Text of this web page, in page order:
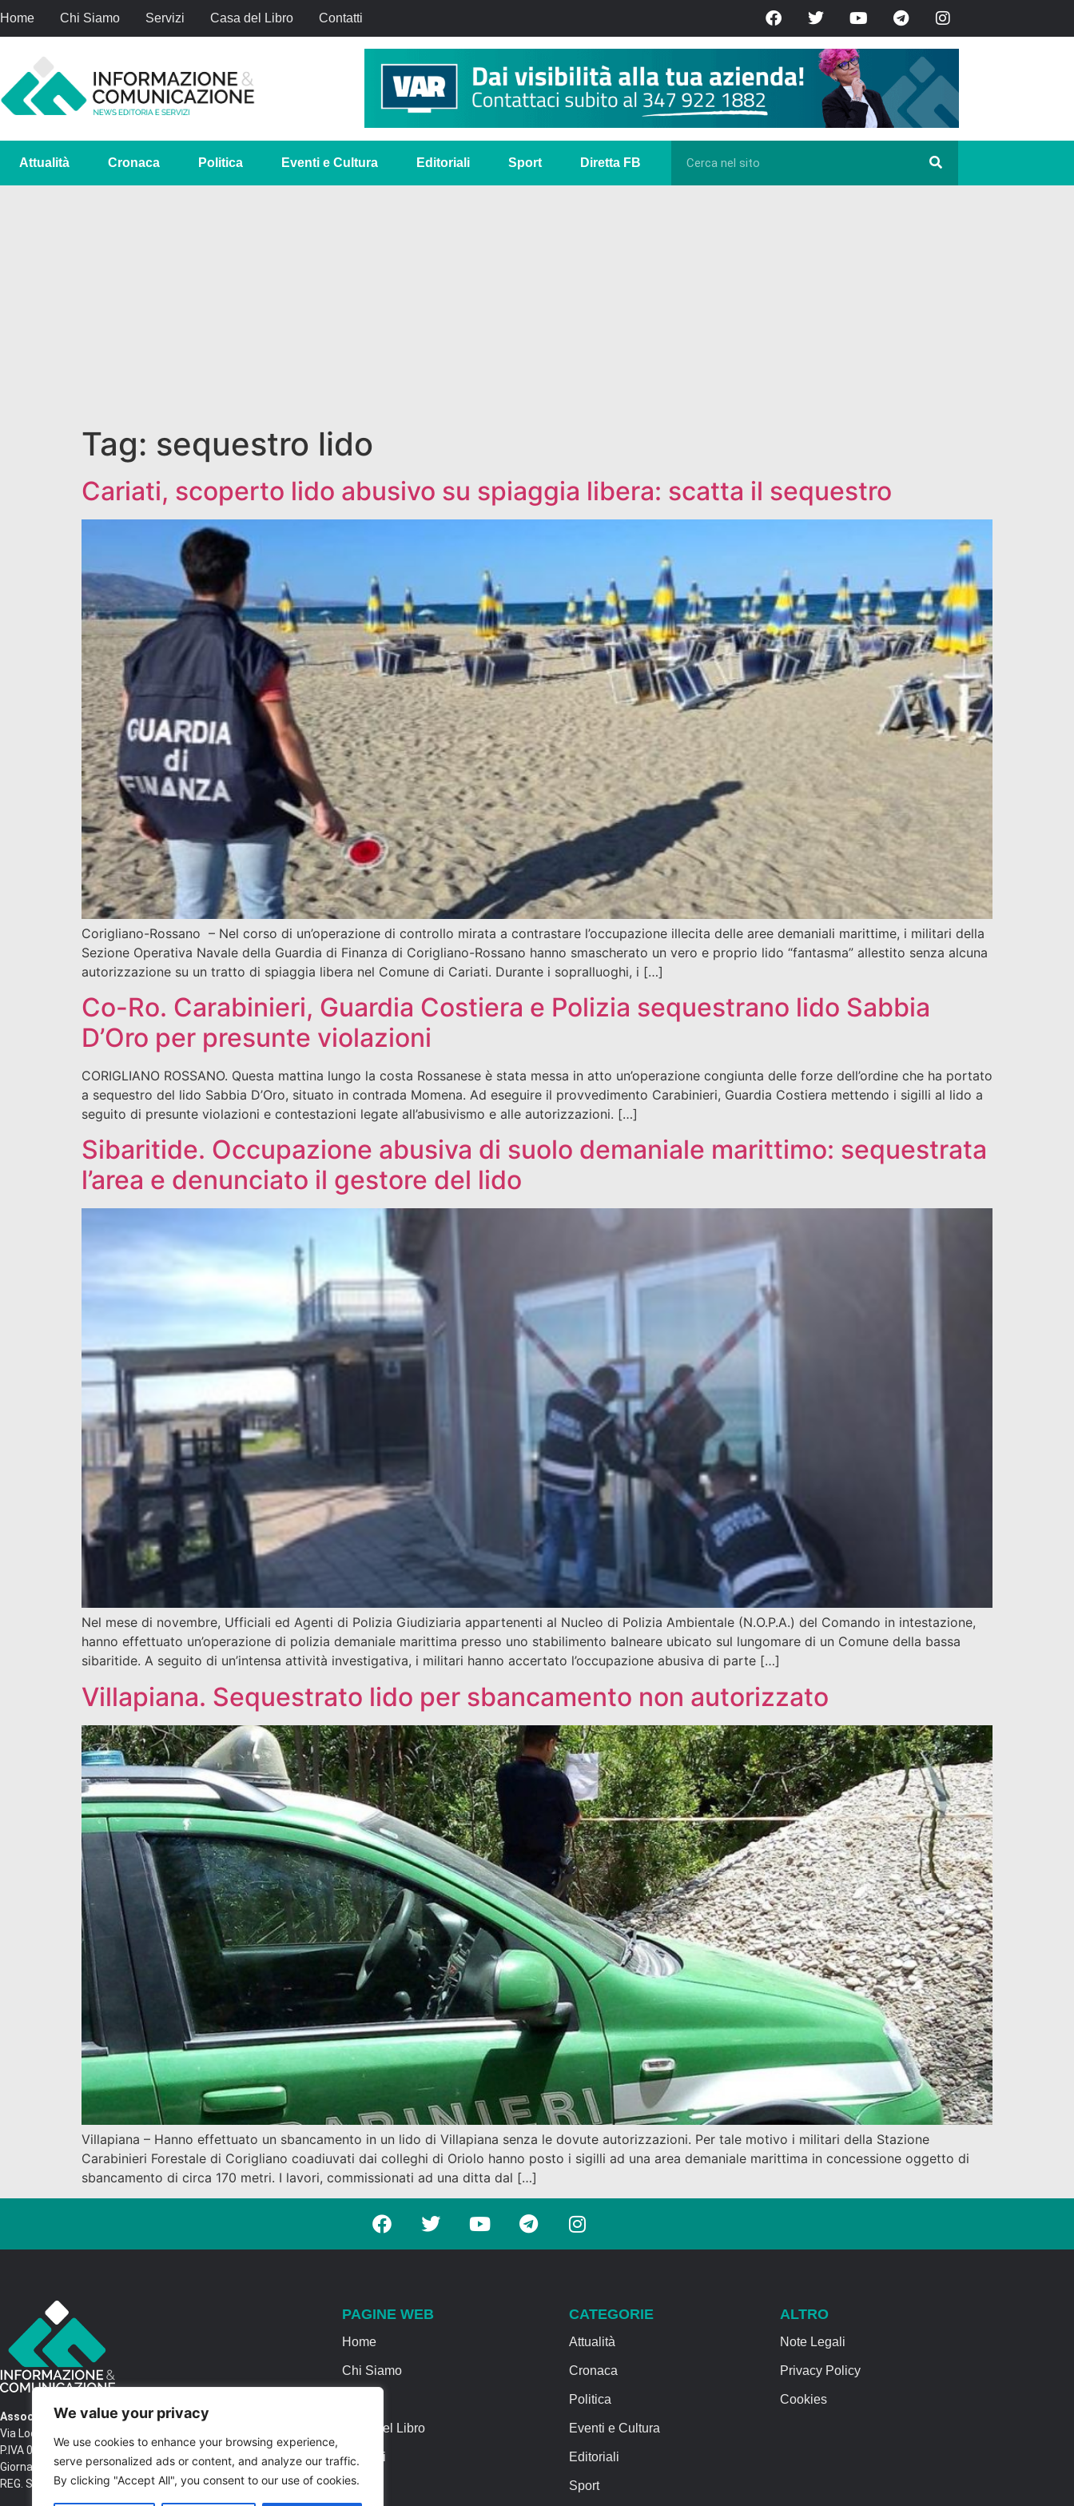
We value your privacy
We use cookies to enhance your browsing experience,
serve personalized ads or content, and analyze our traffic.
By clicking "Accept All", you consent to our use of cookies.
Home Chi Siamo Servizi Casa del Libro Contatti
Attualità Cronaca Politica Eventi e Cultura Editoriali Sport Diretta FB
Tag: sequestro lido
Cariati, scoperto lido abusivo su spiaggia libera: scatta il sequestro
Corigliano-Rossano – Nel corso di un’operazione di controllo mirata a contrastare l’occupazione illecita delle aree demaniali marittime, i militari della
Sezione Operativa Navale della Guardia di Finanza di Corigliano-Rossano hanno smascherato un vero e proprio lido “fantasma” allestito senza alcuna
autorizzazione su un tratto di spiaggia libera nel Comune di Cariati. Durante i sopralluoghi, i […]
Co-Ro. Carabinieri, Guardia Costiera e Polizia sequestrano lido Sabbia
D’Oro per presunte violazioni
CORIGLIANO ROSSANO. Questa mattina lungo la costa Rossanese è stata messa in atto un’operazione congiunta delle forze dell’ordine che ha portato
a sequestro del lido Sabbia D’Oro, situato in contrada Momena. Ad eseguire il provvedimento Carabinieri, Guardia Costiera mettendo i sigilli al lido a
seguito di presunte violazioni e contestazioni legate all’abusivismo e alle autorizzazioni. […]
Sibaritide. Occupazione abusiva di suolo demaniale marittimo: sequestrata
l’area e denunciato il gestore del lido
Nel mese di novembre, Ufficiali ed Agenti di Polizia Giudiziaria appartenenti al Nucleo di Polizia Ambientale (N.O.P.A.) del Comando in intestazione,
hanno effettuato un’operazione di polizia demaniale marittima presso uno stabilimento balneare ubicato sul lungomare di un Comune della bassa
sibaritide. A seguito di un’intensa attività investigativa, i militari hanno accertato l’occupazione abusiva di parte […]
Villapiana. Sequestrato lido per sbancamento non autorizzato
Villapiana – Hanno effettuato un sbancamento in un lido di Villapiana senza le dovute autorizzazioni. Per tale motivo i militari della Stazione
Carabinieri Forestale di Corigliano coadiuvati dai colleghi di Oriolo hanno posto i sigilli ad una area demaniale marittima in concessione oggetto di
sbancamento di circa 170 metri. I lavori, commissionati ad una ditta dal […]
Associazione Informazione & Comunicazione
Via Locri SNC – 87064 Corigliano Rossano CS
P.IVA 03516250788 – C.F. 97037680788 Testata
Giornalistica n. 1399/2017 R.G.V.G.N. 02/2017
REG. STAMPA Tribunale di Castrovillari
PAGINE WEB
Home
Chi Siamo
Casa del Libro
Contatti
CATEGORIE
Attualità
Cronaca
Politica
Eventi e Cultura
Editoriali
Sport
ALTRO
Note Legali
Privacy Policy
Cookies